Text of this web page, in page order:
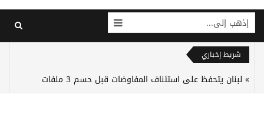
إذهب إلى...
شريط إخباري
لبنان يتحفظ على استئناف المفاوضات قبل حسم 3 ملفات